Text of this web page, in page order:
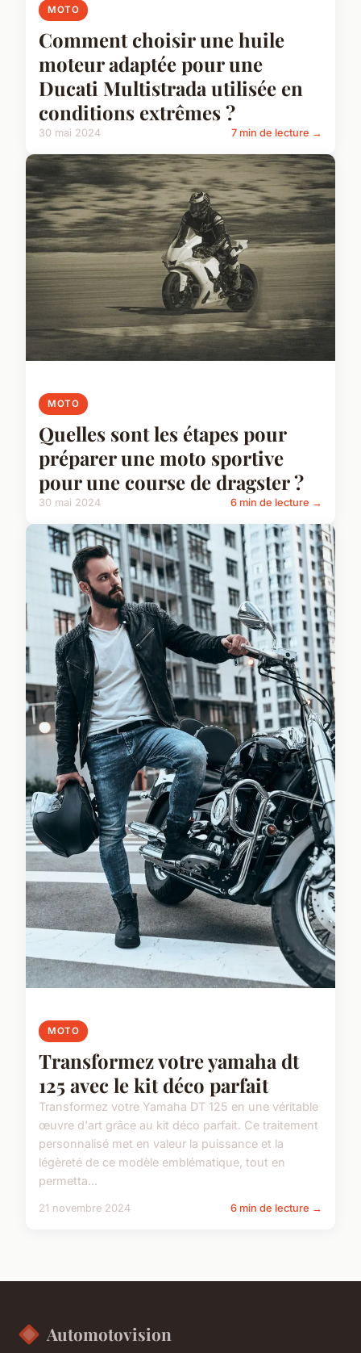
MOTO
Comment choisir une huile
moteur adaptée pour une
Ducati Multistrada utilisée en
conditions extrêmes ?
30 mai 2024 7 min de lecture →
MOTO
Quelles sont les étapes pour
préparer une moto sportive
pour une course de dragster ?
30 mai 2024 6 min de lecture →
MOTO
Transformez votre yamaha dt
125 avec le kit déco parfait
Transformez votre Yamaha DT 125 en une véritable
œuvre d'art grâce au kit déco parfait. Ce traitement
personnalisé met en valeur la puissance et la
légèreté de ce modèle emblématique, tout en
permetta...
21 novembre 2024 6 min de lecture →
Automotovision